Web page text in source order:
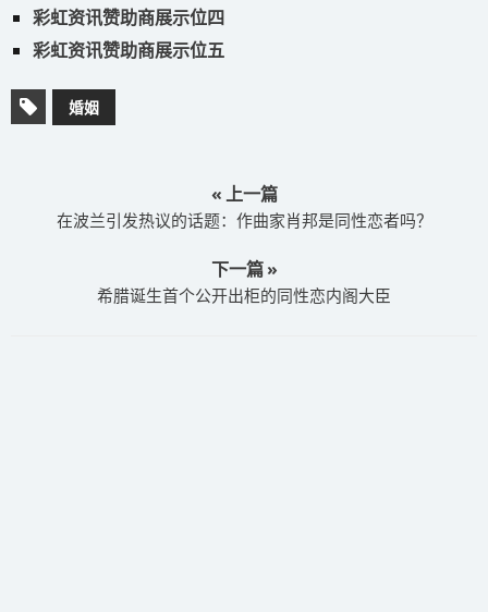
彩虹资讯赞助商展示位四
彩虹资讯赞助商展示位五
婚姻
« 上一篇
在波兰引发热议的话题：作曲家肖邦是同性恋者吗？
下一篇 »
希腊诞生首个公开出柜的同性恋内阁大臣